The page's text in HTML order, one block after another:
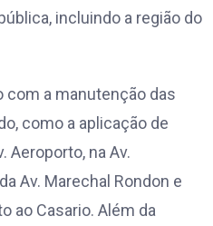
incluindo a região do
com a manutenção das
como a aplicação de
Aeroporto, na Av.
Av. Marechal Rondon e
ao Casario. Além da